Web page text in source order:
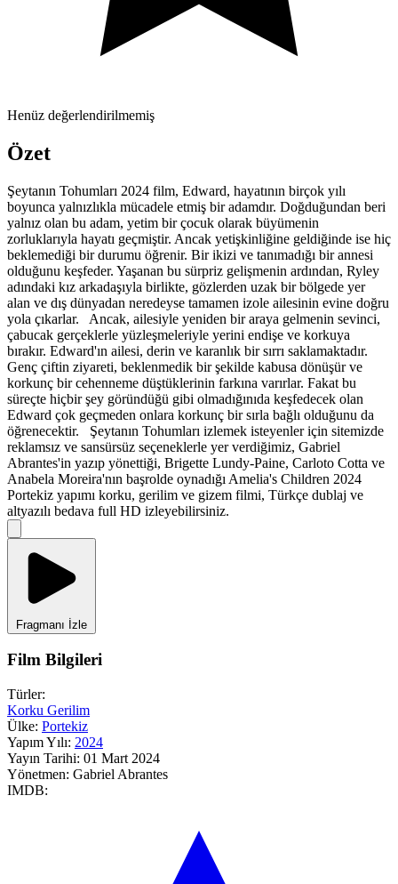
Henüz değerlendirilmemiş
Özet
Şeytanın Tohumları 2024 film, Edward, hayatının birçok yılı
boyunca yalnızlıkla mücadele etmiş bir adamdır. Doğduğundan beri
yalnız olan bu adam, yetim bir çocuk olarak büyümenin
zorluklarıyla hayatı geçmiştir. Ancak yetişkinliğine geldiğinde ise hiç
beklemediği bir durumu öğrenir. Bir ikizi ve tanımadığı bir annesi
olduğunu keşfeder. Yaşanan bu sürpriz gelişmenin ardından, Ryley
adındaki kız arkadaşıyla birlikte, gözlerden uzak bir bölgede yer
alan ve dış dünyadan neredeyse tamamen izole ailesinin evine doğru
yola çıkarlar. Ancak, ailesiyle yeniden bir araya gelmenin sevinci,
çabucak gerçeklerle yüzleşmeleriyle yerini endişe ve korkuya
bırakır. Edward'ın ailesi, derin ve karanlık bir sırrı saklamaktadır.
Genç çiftin ziyareti, beklenmedik bir şekilde kabusa dönüşür ve
korkunç bir cehenneme düştüklerinin farkına varırlar. Fakat bu
süreçte hiçbir şey göründüğü gibi olmadığınıda keşfedecek olan
Edward çok geçmeden onlara korkunç bir sırla bağlı olduğunu da
öğrenecektir. Şeytanın Tohumları izlemek isteyenler için sitemizde
reklamsız ve sansürsüz seçeneklerle yer verdiğimiz, Gabriel
Abrantes'in yazıp yönettiği, Brigette Lundy-Paine, Carloto Cotta ve
Anabela Moreira'nın başrolde oynadığı Amelia's Children 2024
Portekiz yapımı korku, gerilim ve gizem filmi, Türkçe dublaj ve
altyazılı bedava full HD izleyebilirsiniz.
Fragmanı İzle
Film Bilgileri
Türler:
Korku Gerilim
Ülke: Portekiz
Yapım Yılı: 2024
Yayın Tarihi: 01 Mart 2024
Yönetmen: Gabriel Abrantes
IMDB: